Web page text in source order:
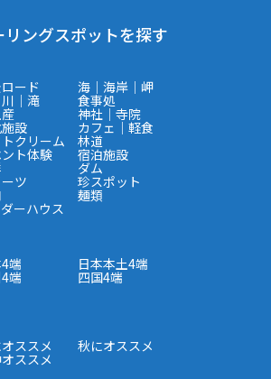
ングスポットを探す
ード 海｜海岸｜岬
｜滝 食事処
神社｜寺院
設 カフェ｜軽食
クリーム 林道
ト体験 宿泊施設
ダム
ツ 珍スポット
麺類
ーハウス
端 日本本土4端
端 四国4端
ススメ 秋にオススメ
ススメ